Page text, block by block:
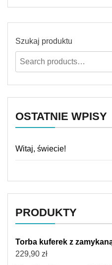
Szukaj produktu
OSTATNIE WPISY
Witaj, świecie!
PRODUKTY
Torba kuferek z
229,90 zł